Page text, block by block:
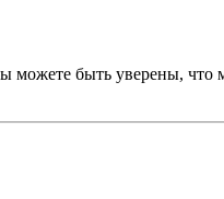
можете быть уверены, что